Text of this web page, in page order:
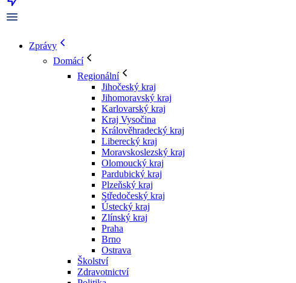
Zprávy
Domácí
Regionální
Jihočeský kraj
Jihomoravský kraj
Karlovarský kraj
Kraj Vysočina
Králověhradecký kraj
Liberecký kraj
Moravskoslezský kraj
Olomoucký kraj
Pardubický kraj
Plzeňský kraj
Středočeský kraj
Ústecký kraj
Zlínský kraj
Praha
Brno
Ostrava
Školství
Zdravotnictví